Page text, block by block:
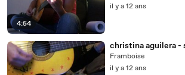
4:54
il y a 12 ans
christina aguilera -
Framboise
il y a 12 ans